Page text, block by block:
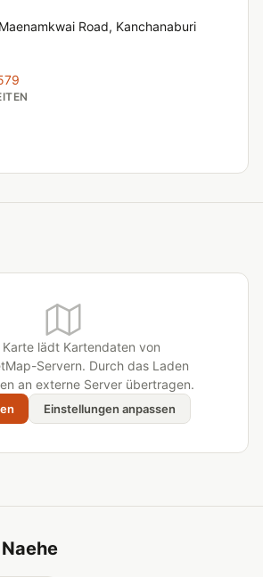
Road, Kanchanaburi
Karte lädt Kartendaten von
Servern. Durch das Laden
an externe Server übertragen.
Einstellungen anpassen